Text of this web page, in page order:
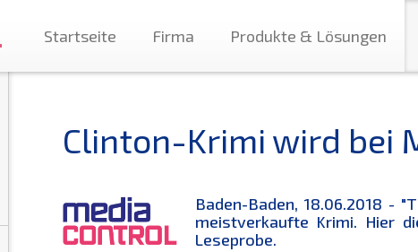
Startseite Firma Produkte & Lösungen
Clinton-Krimi wird bei
Baden-Baden, 18.06.2018 - "
meistverkaufte Krimi. Hier
Leseprobe.